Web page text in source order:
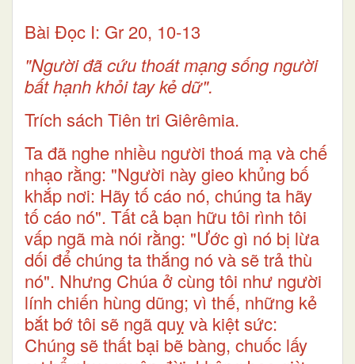
Bài Ðọc I: Gr 20, 10-13
"Người đã cứu thoát mạng sống người
bất hạnh khỏi tay kẻ dữ".
Trích sách Tiên tri Giêrêmia.
Ta đã nghe nhiều người thoá mạ và chế
nhạo rằng: "Người này gieo khủng bố
khắp nơi: Hãy tố cáo nó, chúng ta hãy
tố cáo nó". Tất cả bạn hữu tôi rình tôi
vấp ngã mà nói rằng: "Ước gì nó bị lừa
dối để chúng ta thắng nó và sẽ trả thù
nó". Nhưng Chúa ở cùng tôi như người
lính chiến hùng dũng; vì thế, những kẻ
bắt bớ tôi sẽ ngã quỵ và kiệt sức:
Chúng sẽ thất bại bẽ bàng, chuốc lấy